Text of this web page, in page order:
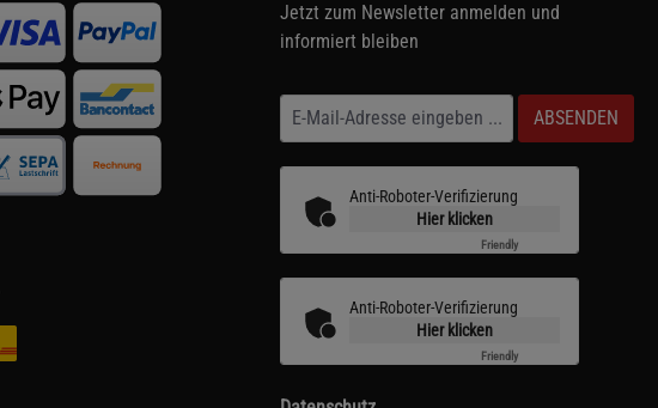
Jetzt zum Newsletter anmelden und
informiert bleiben
ABSENDEN
Anti-Roboter-Verifizierung
Hier klicken
Friendly
Anti-Roboter-Verifizierung
Hier klicken
Friendly